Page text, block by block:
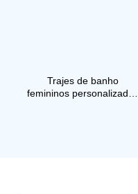
Trajes de banho
femininos personalizados